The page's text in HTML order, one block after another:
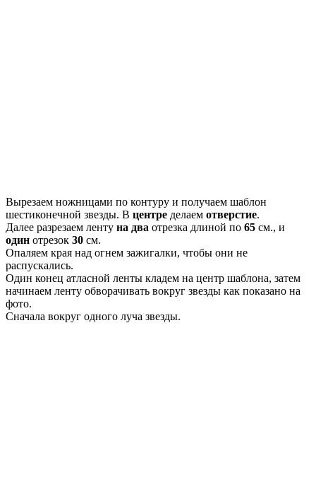
Вырезаем ножницами по контуру и получаем шаблон
шестиконечной звезды. В центре делаем отверстие.
Далее разрезаем ленту на два отрезка длиной по 65 см., и
один отрезок 30 см.
Опаляем края над огнем зажигалки, чтобы они не
распускались.
Один конец атласной ленты кладем на центр шаблона, затем
начинаем ленту обворачивать вокруг звезды как показано на
фото.
Сначала вокруг одного луча звезды.